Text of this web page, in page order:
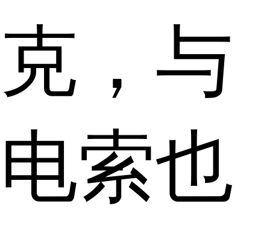
克，与
电索也